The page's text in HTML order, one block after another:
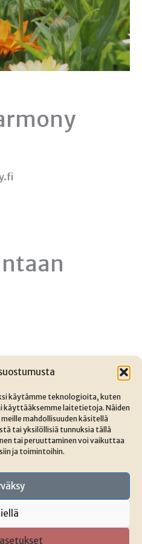
käytämme teknologioita, kuten
laitetietoja. Näiden
mahdollisuuden käsitellä
tai yksilöllisiä tunnuksia tällä
tai peruuttaminen voi vaikuttaa
ja toimintoihin.
Siennaharmony